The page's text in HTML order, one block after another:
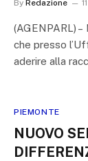
By Redazione
(AGENPARL) –
che presso
aderire alla
PIEMONTE
NUOVO